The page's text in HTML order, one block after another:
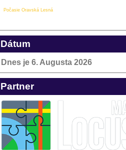
Počasie Oravská Lesná
Dátum
Dnes je 6. Augusta 2026
Partner